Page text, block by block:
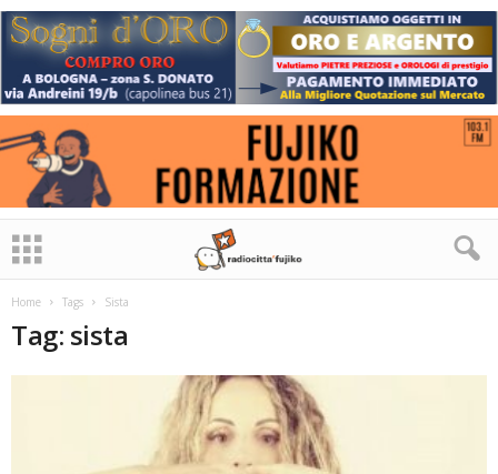
Home Tags Sista
Tag: sista